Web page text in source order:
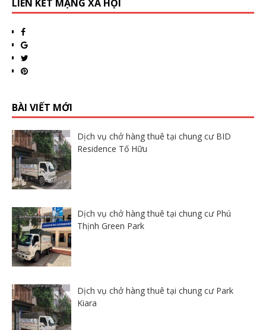
LIÊN KẾT MẠNG XÃ HỘI
BÀI VIẾT MỚI
Dịch vụ chở hàng thuê tại chung cư BID
Residence Tố Hữu
Dịch vụ chở hàng thuê tại chung cư Phú
Thịnh Green Park
Dịch vụ chở hàng thuê tại chung cư Park
Kiara